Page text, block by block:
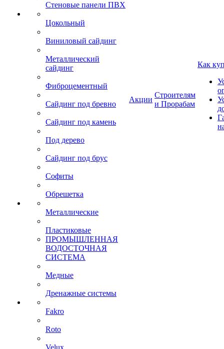
Стеновые панели ПВХ
Цокольный
Виниловый сайдинг
Металлический
сайдинг
Фиброцементный
Сайдинг под бревно
Сайдинг под камень
Под дерево
Сайдинг под брус
Софиты
Обрешетка
Металлические
Пластиковые
ПРОМЫШЛЕННАЯ
ВОДОСТОЧНАЯ
СИСТЕМА
Медные
Дренажные системы
Fakro
Roto
Velux
Акции
Строителям
и Прорабам
Как